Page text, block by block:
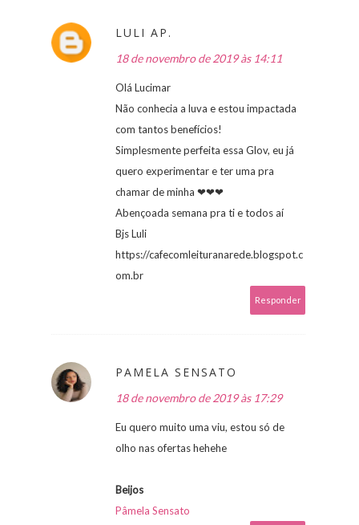
LULI AP.
18 de novembro de 2019 às 14:11
Olá Lucimar
Não conhecia a luva e estou impactada
com tantos benefícios!
Simplesmente perfeita essa Glov, eu já
quero experimentar e ter uma pra
chamar de minha ❤❤❤
Abençoada semana pra ti e todos aí
Bjs Luli
https://cafecomleituranarede.blogspot.c
om.br
Responder
PAMELA SENSATO
18 de novembro de 2019 às 17:29
Eu quero muito uma viu, estou só de
olho nas ofertas hehehe
Beijos
Pâmela Sensato